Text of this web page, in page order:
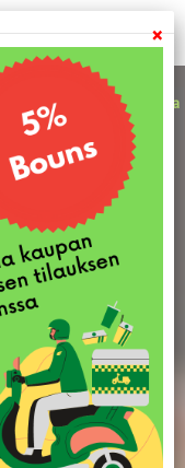
Olemme Avoinna
-04:00
×